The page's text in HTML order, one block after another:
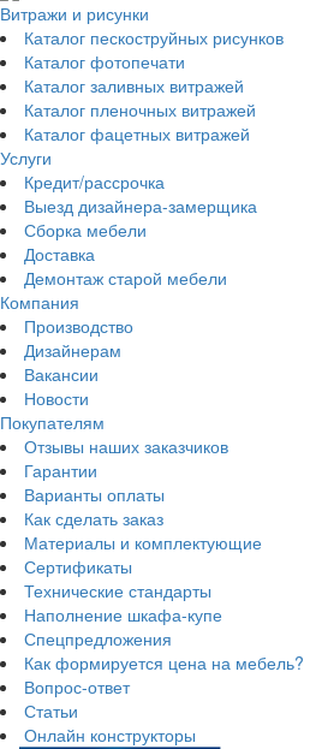
Витражи и рисунки
Каталог пескоструйных рисунков
Каталог фотопечати
Каталог заливных витражей
Каталог пленочных витражей
Каталог фацетных витражей
Услуги
Кредит/рассрочка
Выезд дизайнера-замерщика
Сборка мебели
Доставка
Демонтаж старой мебели
Компания
Производство
Дизайнерам
Вакансии
Новости
Покупателям
Отзывы наших заказчиков
Гарантии
Варианты оплаты
Как сделать заказ
Материалы и комплектующие
Сертификаты
Технические стандарты
Наполнение шкафа-купе
Спецпредложения
Как формируется цена на мебель?
Вопрос-ответ
Статьи
Онлайн конструкторы